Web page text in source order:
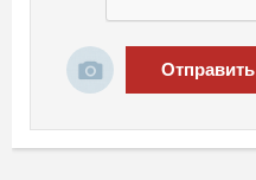
Отправить